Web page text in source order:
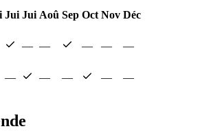
Jui Jui Aoû Sep Oct Nov Déc
— — — —
—
— — — —
—